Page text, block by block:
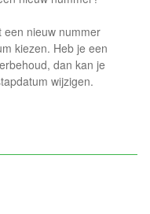
een nieuw nummer
kiezen. Heb je een
dan kan je
wijzigen.